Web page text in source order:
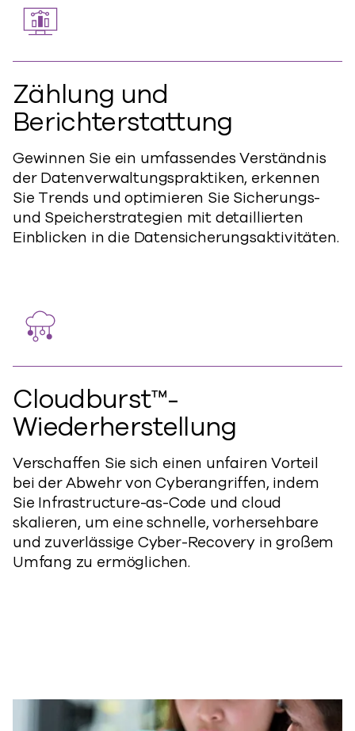
Zählung und
Berichterstattung
Gewinnen Sie ein umfassendes Verständnis
der Datenverwaltungspraktiken, erkennen
Sie Trends und optimieren Sie Sicherungs-
und Speicherstrategien mit detaillierten
Einblicken in die Datensicherungsaktivitäten.
Cloudburst™-
Wiederherstellung
Verschaffen Sie sich einen unfairen Vorteil
bei der Abwehr von Cyberangriffen, indem
Sie Infrastructure-as-Code und cloud
skalieren, um eine schnelle, vorhersehbare
und zuverlässige Cyber-Recovery in großem
Umfang zu ermöglichen.